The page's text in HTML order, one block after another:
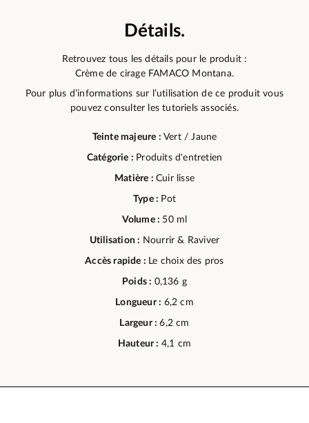
Détails.
Retrouvez tous les détails pour le produit :
Crème de cirage FAMACO Montana.
Pour plus d’informations sur l’utilisation de ce produit vous
pouvez consulter les tutoriels associés.
Teinte majeure : Vert / Jaune
Catégorie : Produits d'entretien
Matière : Cuir lisse
Type : Pot
Volume : 50 ml
Utilisation : Nourrir & Raviver
Accès rapide : Le choix des pros
Poids : 0,136 g
Longueur : 6,2 cm
Largeur :6,2 cm
Hauteur : 4,1 cm